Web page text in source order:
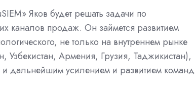
Яков будет решать задачи по
каналов продаж. Он займется развитием
не только на внутреннем рынке
Узбекистан, Армения, Грузия, Таджикистан),
и дальнейшим усилением и развитием